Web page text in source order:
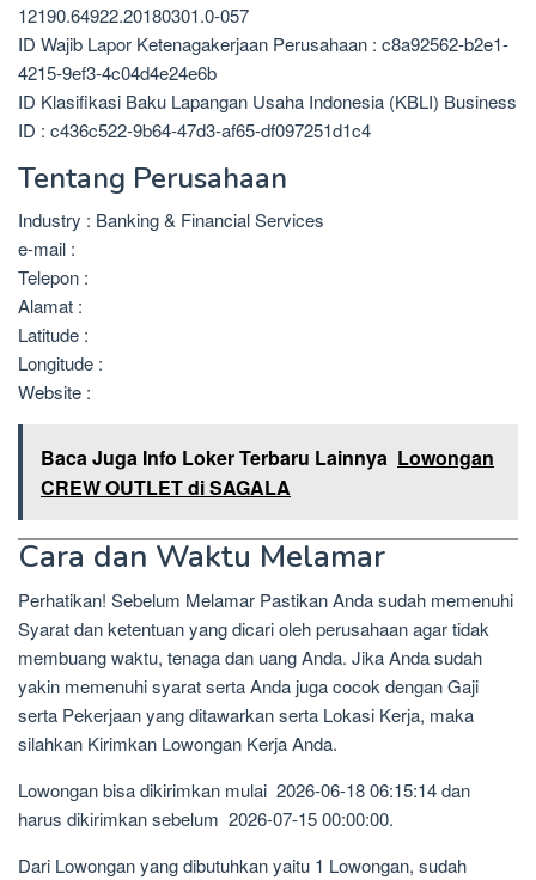
12190.64922.20180301.0-057
ID Wajib Lapor Ketenagakerjaan Perusahaan : c8a92562-b2e1-
4215-9ef3-4c04d4e24e6b
ID Klasifikasi Baku Lapangan Usaha Indonesia (KBLI) Business
ID : c436c522-9b64-47d3-af65-df097251d1c4
Tentang Perusahaan
Industry : Banking & Financial Services
e-mail :
Telepon :
Alamat :
Latitude :
Longitude :
Website :
Baca Juga Info Loker Terbaru Lainnya Lowongan
CREW OUTLET di SAGALA
Cara dan Waktu Melamar
Perhatikan! Sebelum Melamar Pastikan Anda sudah memenuhi
Syarat dan ketentuan yang dicari oleh perusahaan agar tidak
membuang waktu, tenaga dan uang Anda. Jika Anda sudah
yakin memenuhi syarat serta Anda juga cocok dengan Gaji
serta Pekerjaan yang ditawarkan serta Lokasi Kerja, maka
silahkan Kirimkan Lowongan Kerja Anda.
Lowongan bisa dikirimkan mulai 2026-06-18 06:15:14 dan
harus dikirimkan sebelum 2026-07-15 00:00:00.
Dari Lowongan yang dibutuhkan yaitu 1 Lowongan, sudah